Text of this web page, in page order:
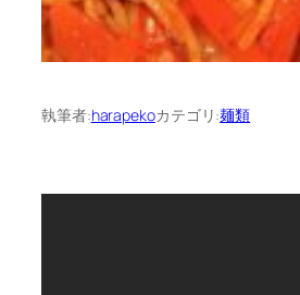
執筆者:harapekoカテゴリ:麺類